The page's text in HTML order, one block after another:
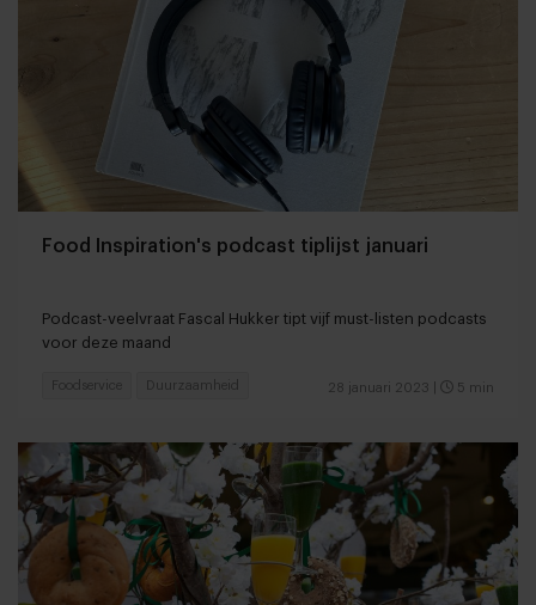
Food Inspiration's podcast tiplijst januari
Podcast-veelvraat Fascal Hukker tipt vijf must-listen podcasts
voor deze maand
28 januari 2023 5 min
Foodservice Duurzaamheid